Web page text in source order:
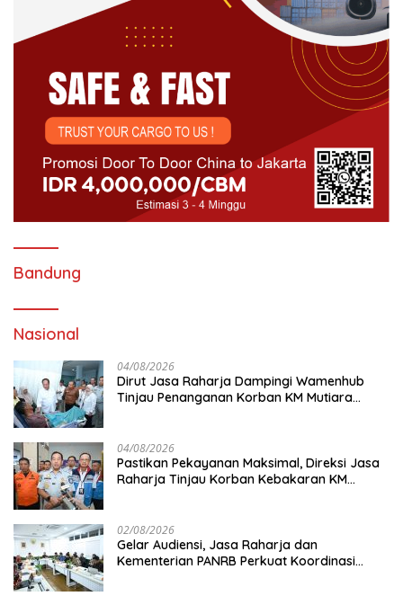
Bandung
Nasional
04/08/2026
Dirut Jasa Raharja Dampingi Wamenhub
Tinjau Penanganan Korban KM Mutiara
04/08/2026
Pastikan Pekayanan Maksimal, Direksi Jasa
Raharja Tinjau Korban Kebakaran KM
02/08/2026
Gelar Audiensi, Jasa Raharja dan
Kementerian PANRB Perkuat Koordinasi